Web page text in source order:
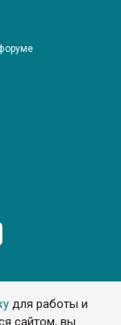
для работы и
сайтом, вы
с обязательной